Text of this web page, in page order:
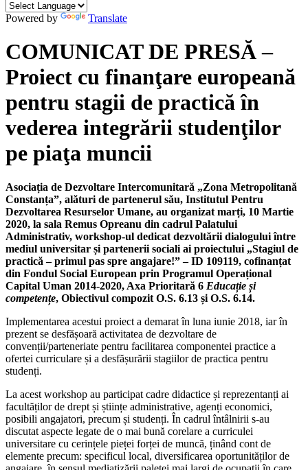
Powered by Translate
COMUNICAT DE PRESĂ –
Proiect cu finanţare europeană
pentru stagii de practică în
vederea integrării studenţilor
pe piaţa muncii
Asociația de Dezvoltare Intercomunitară „Zona Metropolitană
Constanța”, alături de partenerul său, Institutul Pentru
Dezvoltarea Resurselor Umane, au organizat marți, 10 Martie
2020, la sala Remus Opreanu din cadrul Palatului
Administrativ, workshop-ul dedicat dezvoltării dialogului între
mediul universitar și partenerii sociali ai proiectului „Stagiul de
practică – primul pas spre angajare!” – ID 109119, cofinanțat
din Fondul Social European prin Programul Operațional
Capital Uman 2014-2020, Axa Prioritară 6 Educație și
competențe, Obiectivul compozit O.S. 6.13 și O.S. 6.14.
Implementarea acestui proiect a demarat în luna iunie 2018, iar în
prezent se desfășoară activitatea de dezvoltare de
convenții/parteneriate pentru facilitarea componentei practice a
ofertei curriculare și a desfășurării stagiilor de practica pentru
studenți.
La acest workshop au participat cadre didactice și reprezentanți ai
facultăților de drept și științe administrative, agenți economici,
posibili angajatori, precum și studenți. În cadrul întâlnirii s-au
discutat aspecte legate de o mai bună corelare a curriculei
universitare cu cerințele pieței forței de muncă, ținând cont de
elemente precum: specificul local, diversificarea oportunităților de